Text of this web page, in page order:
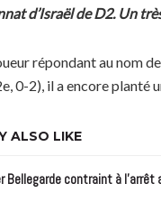
d’Israël de D2. Un
répondant au nom
0-2), il a encore planté
ALSO LIKE
Bellegarde contraint à